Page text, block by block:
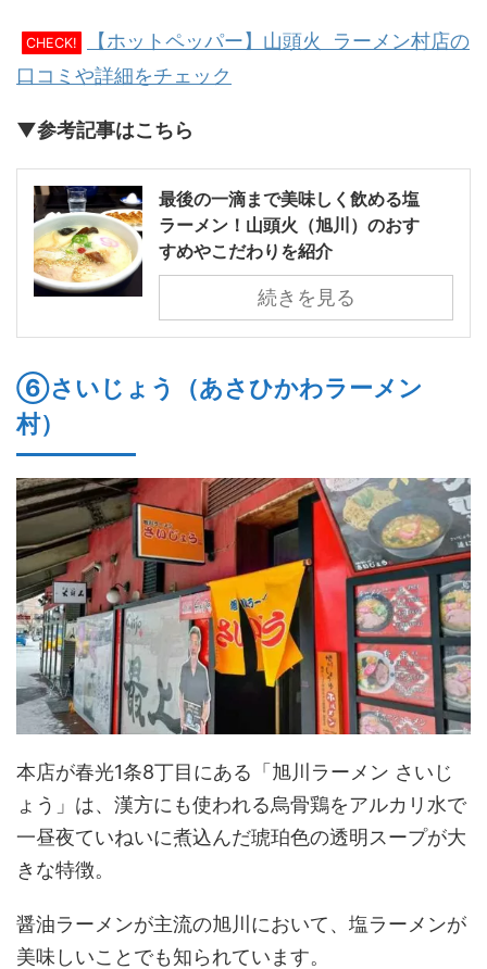
CHECK!
【ホットペッパー】山頭火 ラーメン村店の
口コミや詳細をチェック
▼参考記事はこちら
最後の一滴まで美味しく飲める塩
ラーメン！山頭火（旭川）のおす
すめやこだわりを紹介
続きを見る
⑥さいじょう（あさひかわラーメン
村）
本店が春光1条8丁目にある「旭川ラーメン さいじ
ょう」は、漢方にも使われる烏骨鶏をアルカリ水で
一昼夜ていねいに煮込んだ琥珀色の透明スープが大
きな特徴。
醤油ラーメンが主流の旭川において、塩ラーメンが
美味しいことでも知られています。